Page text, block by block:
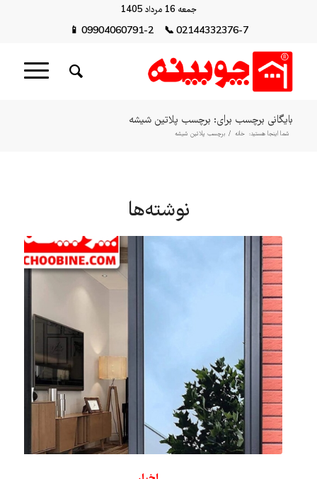
جمعه 16 مرداد 1405
02144332376-7
📞
09904060791-2
📱
بایگانی برچسب برای: برچسب پلاتین شیشه
شما اینجا هستید: خانه / برچسب پلاتین شیشه
نوشته‌ها